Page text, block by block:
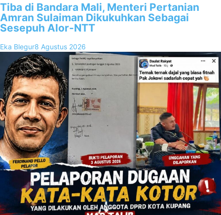
Tiba di Bandara Mali, Menteri Pertanian
Amran Sulaiman Dikukuhkan Sebagai
Sesepuh Alor-NTT
Eka Blegur8 Agustus 2026